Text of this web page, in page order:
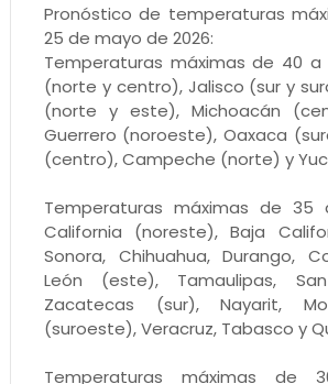
Pronóstico de temperaturas
25 de mayo de 2026:
Temperaturas máximas de 40 a
(norte y centro), Jalisco (sur y
(norte y este), Michoacán
Guerrero (noroeste), Oaxaca
(centro), Campeche (norte) y
Temperaturas máximas de 35
California (noreste), Baja
Sonora, Chihuahua, Durango,
León (este), Tamaulipas,
Zacatecas (sur), Nayarit,
(suroeste), Veracruz, Tabasco y
Temperaturas máximas